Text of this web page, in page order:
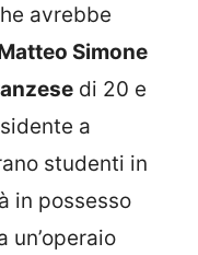
avrebbe
Simone
di 20 e
a
studenti in
in possesso
un’operaio